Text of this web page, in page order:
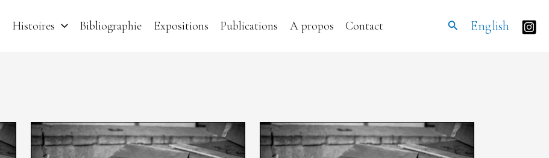
Histoires Bibliographie Expositions Publications A propos Contact Rechercher
English